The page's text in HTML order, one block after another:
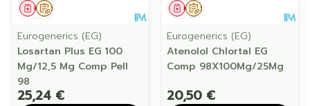
Sur prescription
Médicament
Eurogenerics (EG)
Losartan Plus EG 100
Mg/12,5 Mg Comp Pell
98
25,24 €
Sur prescription
Médicament
Eurogenerics (EG)
Atenolol Chlortal EG
Comp 98X100Mg/25Mg
20,50 €